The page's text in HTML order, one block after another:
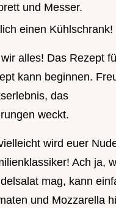
und Messer.
einen Kühlschrank!
alles! Das Rezept
kann beginnen.
das
weckt.
wird euer
Ach ja,
mag, kann
und Mozzarella